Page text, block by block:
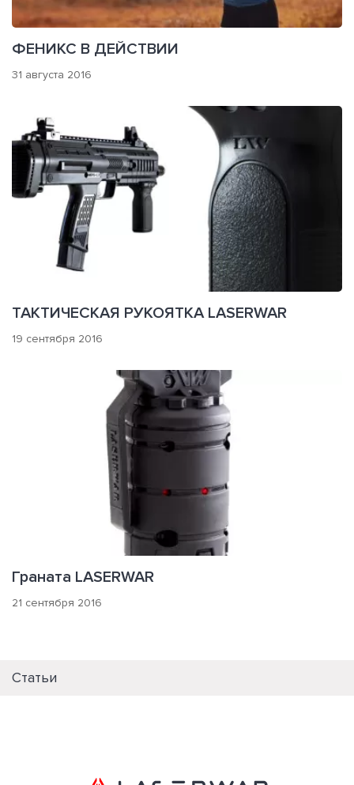
ФЕНИКС В ДЕЙСТВИИ
31 августа 2016
ТАКТИЧЕСКАЯ РУКОЯТКА LASERWAR
19 сентября 2016
Граната LASERWAR
21 сентября 2016
Статьи